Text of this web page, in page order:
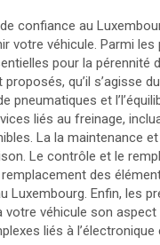
confiance au
votre véhicule. Parmi
pour la
qu’il s’agisse
pneumatiques et
liés au freinage,
La la maintenance
Le contrôle et le
des
Luxembourg. Enfin, les
véhicule son
liés à l’électronique